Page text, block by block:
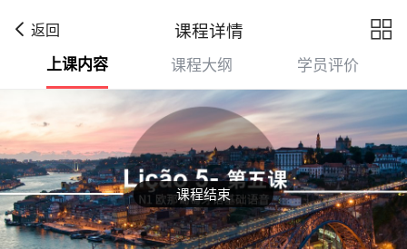
返回 课程详情 
课程结束
上课内容 课程大纲 学员评价